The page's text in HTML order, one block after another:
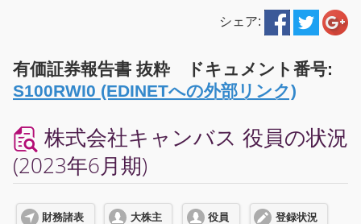
シェア:
有価証券報告書 抜粋 ドキュメント番号:
S100RWI0 (EDINETへの外部リンク)
株式会社キャンバス 役員の状況
(2023年6月期)
財務諸表 大株主 役員 登録状況